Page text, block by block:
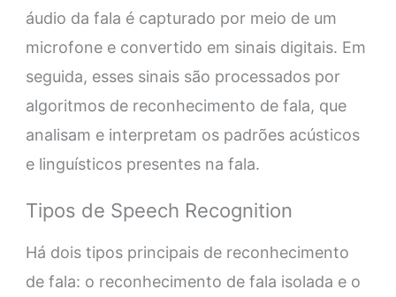
áudio da fala é capturado por meio de um
microfone e convertido em sinais digitais. Em
seguida, esses sinais são processados ​​por
algoritmos de reconhecimento de fala, que
analisam e interpretam os padrões acústicos
e linguísticos presentes na fala.
Tipos de Speech Recognition
Há dois tipos principais de reconhecimento
de fala: o reconhecimento de fala isolada e o